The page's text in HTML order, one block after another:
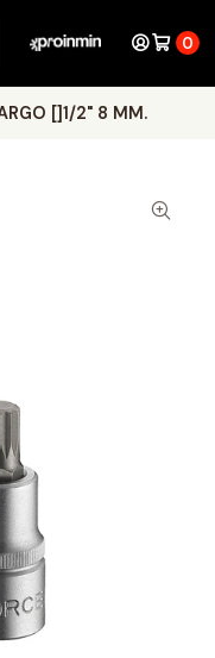
0
[]1/2" 8 MM.